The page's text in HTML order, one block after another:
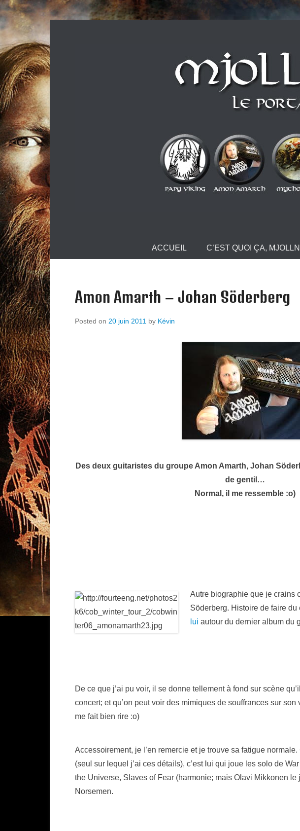
Musique métal et culture scandinave, le tout dans un style Berzerker !
ACCUEIL C’EST QUOI ÇA,
Amon Amarth – Johan Söderberg
Posted on 20 juin 2011 by Kévin
Des deux guitaristes du groupe Amon Amarth, Johan
de gentil…
Normal, il me ressemble :o)
Autre biographie que je crains
Söderberg. Histoire de faire du
lui autour du dernier album du
De ce que j’ai pu voir, il se donne tellement à fond sur scène
concert; et qu’on peut voir des mimiques de souffrances sur
me fait bien rire :o)
Accessoirement, je l’en remercie et je trouve sa fatigue
(seul sur lequel j’ai ces détails), c’est lui qui joue les solo de
the Universe, Slaves of Fear (harmonie; mais Olavi Mikkonen le
Norsemen.